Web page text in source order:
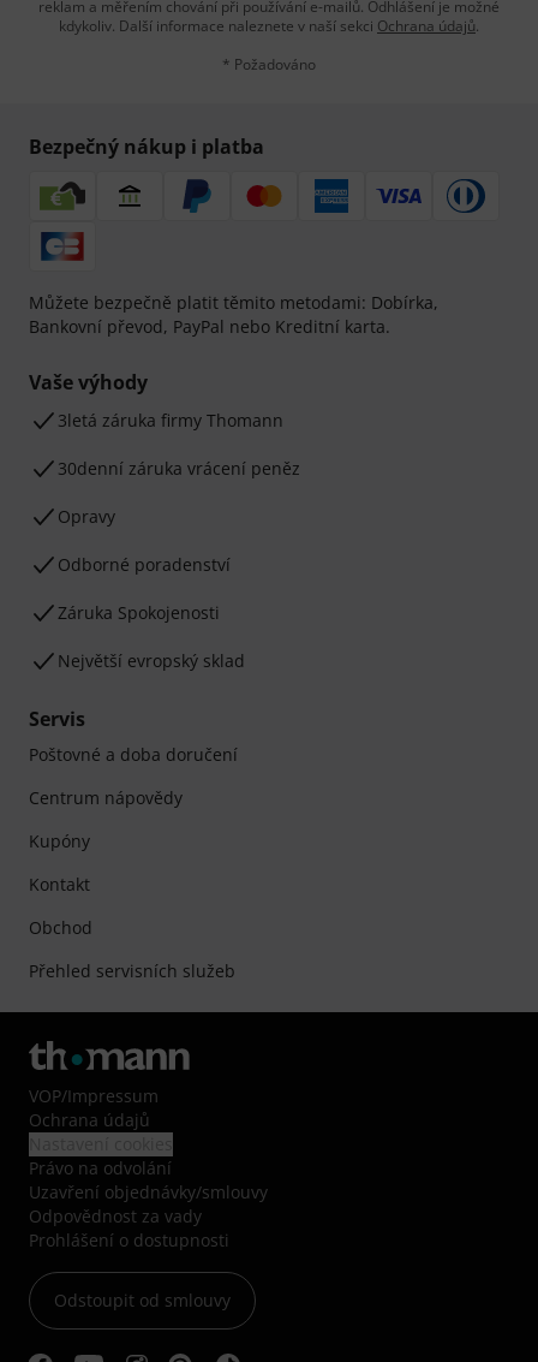
reklam a měřením chování při používání e-mailů. Odhlášení je možné
kdykoliv. Další informace naleznete v naší sekci Ochrana údajů.
* Požadováno
Bezpečný nákup i platba
Můžete bezpečně platit těmito metodami: Dobírka,
Bankovní převod, PayPal nebo Kreditní karta.
Vaše výhody
3letá záruka firmy Thomann
30denní záruka vrácení peněz
Opravy
Odborné poradenství
Záruka Spokojenosti
Největší evropský sklad
Servis
Poštovné a doba doručení
Centrum nápovědy
Kupóny
Kontakt
Obchod
Přehled servisních služeb
VOP/Impressum
Ochrana údajů
Právo na odvolání
Uzavření objednávky/smlouvy
Odpovědnost za vady
Prohlášení o dostupnosti
Odstoupit od smlouvy